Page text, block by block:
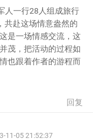
人一行28人组成旅行
赴这场情意盎然的
是一场情感交流，这
茂，把活动的过程如
也跟着作者的游程而
回复
11-05 21:52:37